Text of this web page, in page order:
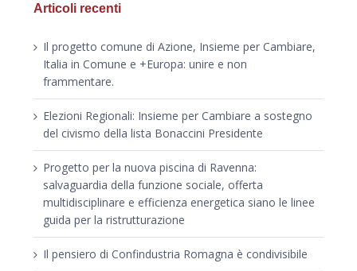
Articoli recenti
Il progetto comune di Azione, Insieme per Cambiare,
Italia in Comune e +Europa: unire e non
frammentare.
Elezioni Regionali: Insieme per Cambiare a sostegno
del civismo della lista Bonaccini Presidente
Progetto per la nuova piscina di Ravenna:
salvaguardia della funzione sociale, offerta
multidisciplinare e efficienza energetica siano le linee
guida per la ristrutturazione
Il pensiero di Confindustria Romagna è condivisibile